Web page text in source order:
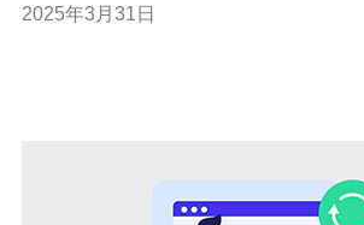
VPN（虚拟私人网络）是访问国际服务
2025年3月31日